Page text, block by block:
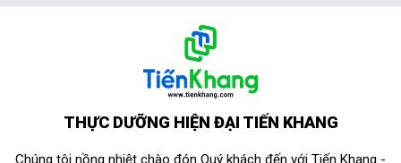
THỰC DƯỠNG HIỆN ĐẠI TIẾN KHANG
Chúng tôi nồng nhiệt chào đón Quý khách đến với Tiến Khang -